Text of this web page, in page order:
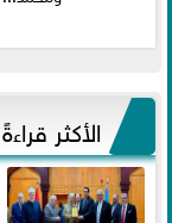
الأكثر قراءةً